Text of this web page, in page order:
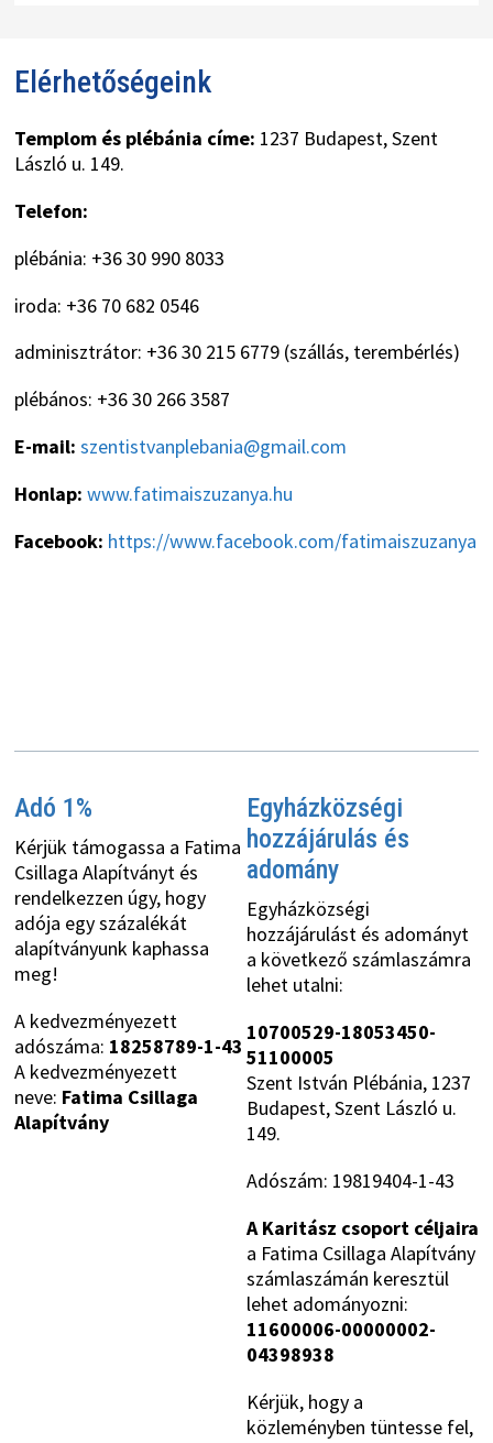
Elérhetőségeink
Templom és plébánia címe: 1237 Budapest, Szent
László u. 149.
Telefon:
plébánia: +36 30 990 8033
iroda: +36 70 682 0546
adminisztrátor: +36 30 215 6779 (szállás, terembérlés)
plébános: +36 30 266 3587
E-mail: szentistvanplebania@gmail.com
Honlap: www.fatimaiszuzanya.hu
Facebook: https://www.facebook.com/fatimaiszuzanya
Adó 1%
Kérjük támogassa a Fatima
Csillaga Alapítványt és
rendelkezzen úgy, hogy
adója egy százalékát
alapítványunk kaphassa
meg!
A kedvezményezett
adószáma: 18258789-1-43
A kedvezményezett
neve: Fatima Csillaga
Alapítvány
Egyházközségi
hozzájárulás és
adomány
Egyházközségi
hozzájárulást és adományt
a következő számlaszámra
lehet utalni:
10700529-18053450-
51100005
Szent István Plébánia, 1237
Budapest, Szent László u.
149.
Adószám: 19819404-1-43
A Karitász csoport céljaira
a Fatima Csillaga Alapítvány
számlaszámán keresztül
lehet adományozni:
11600006-00000002-
04398938
Kérjük, hogy a
közleményben tüntesse fel,